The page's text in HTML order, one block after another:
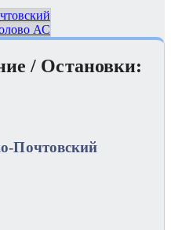
АС
/ Остановки:
Почтовский